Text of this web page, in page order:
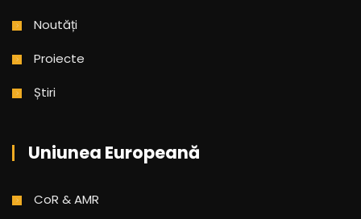
Noutăți
Proiecte
Știri
Uniunea Europeană
CoR & AMR